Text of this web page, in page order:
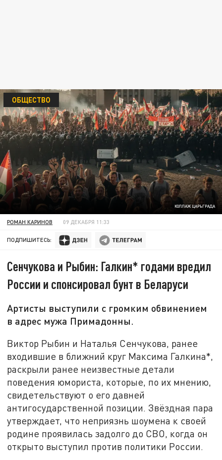
КОЛЛАЖ ЦАРЬГРАДА
ОБЩЕСТВО
РОМАН КАРИНОВ 09 ДЕКАБРЯ 11:33
ПОДПИШИТЕСЬ:
Сенчукова и Рыбин: Галкин* годами вредил
России и спонсировал бунт в Беларуси
Артисты выступили с громким обвинением
в адрес мужа Примадонны.
Виктор Рыбин и Наталья Сенчукова, ранее
входившие в ближний круг Максима Галкина*,
раскрыли ранее неизвестные детали
поведения юмориста, которые, по их мнению,
свидетельствуют о его давней
антигосударственной позиции. Звёздная пара
утверждает, что неприязнь шоумена к своей
родине проявилась задолго до СВО, когда он
открыто выступил против политики России.